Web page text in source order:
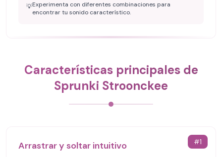
💡Experimenta con diferentes combinaciones para
encontrar tu sonido característico.
Características principales de
Sprunki Stroonckee
#1
Arrastrar y soltar intuitivo